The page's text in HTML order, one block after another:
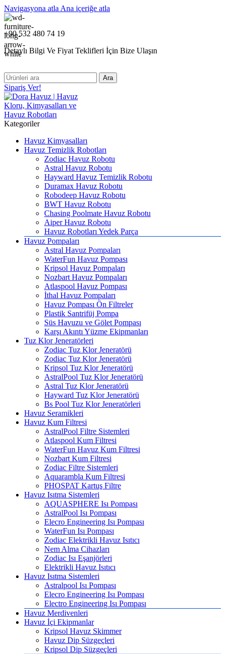
Navigasyona atla Ana içeriğe atla
+90 532 480 74 19
Detaylı Bilgi Ve Fiyat Teklifleri İçin Bize Ulaşın
Ara
Sipariş Ver!
Kategoriler
Havuz Kimyasalları
Havuz Temizlik Robotları
Zodiac Havuz Robotu
Astral Havuz Robotu
Hayward Havuz Temizlik Robotu
Duramax Havuz Robotu
Robodeep Havuz Robotu
BWT Havuz Robotu
Chasing Poolmate Havuz Robotu
Aiper Havuz Robotu
Havuz Robotları Yedek Parça
Havuz Pompaları
Astral Havuz Pompaları
WaterFun Havuz Pompası
Kripsol Havuz Pompaları
Nozbart Havuz Pompaları
Atlaspool Havuz Pompası
İthal Havuz Pompaları
Havuz Pompası Ön Filtreler
Plastik Santrifüj Pompa
Süs Havuzu ve Gölet Pompası
Karşı Akıntı Yüzme Ekipmanları
Tuz Klor Jeneratörleri
Zodiac Tuz Klor Jeneratörü
Zodiac Tuz Klor Jeneratörü
Kripsol Tuz Klor Jeneratörü
AstralPool Tuz Klor Jeneratörü
Astral Tuz Klor Jeneratörü
Hayward Tuz Klor Jeneratörü
Bs Pool Tuz Klor Jeneratörleri
Havuz Seramikleri
Havuz Kum Filtresi
AstralPool Filtre Sistemleri
Atlaspool Kum Filtresi
WaterFun Havuz Kum Filtresi
Nozbart Kum Filtresi
Zodiac Filtre Sistemleri
Aquarambla Kum Filtresi
PHOSPAT Kartuş Filtre
Havuz Isıtma Sistemleri
AQUASPHERE Isı Pompası
AstralPool Isı Pompası
Elecro Engineering Isı Pompası
WaterFun Isı Pompası
Zodiac Elektrikli Havuz Isıtıcı
Nem Alma Cihazları
Zodiac Isı Eşanjörleri
Elektrikli Havuz Isıtıcı
Havuz Isıtma Sistemleri
Astralpool Isı Pompası
Elecro Engineering Isı Pompası
Electro Engineering Isı Pompası
Havuz Merdivenleri
Havuz İçi Ekipmanlar
Kripsol Havuz Skimmer
Havuz Dip Süzgeçleri
Kripsol Dip Süzgeçleri